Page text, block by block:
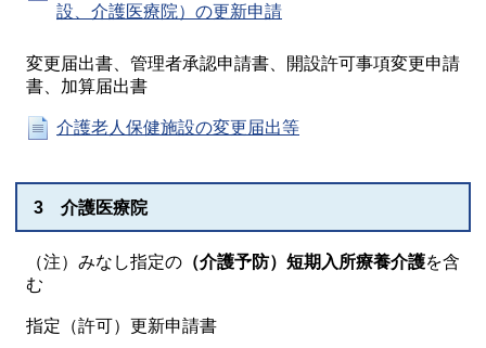
設、介護医療院）の更新申請
変更届出書、管理者承認申請書、開設許可事項変更申請
書、加算届出書
介護老人保健施設の変更届出等
3 介護医療院
（注）みなし指定の （介護予防）短期入所療養介護を含
む
指定（許可）更新申請書